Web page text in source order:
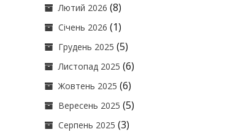
Лютий 2026 (8)
Січень 2026 (1)
Грудень 2025 (5)
Листопад 2025 (6)
Жовтень 2025 (6)
Вересень 2025 (5)
Серпень 2025 (3)